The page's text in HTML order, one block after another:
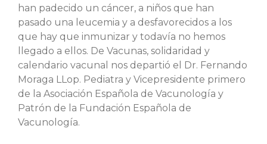
han padecido un cáncer, a niños que han
pasado una leucemia y a desfavorecidos a los
que hay que inmunizar y todavía no hemos
llegado a ellos. De Vacunas, solidaridad y
calendario vacunal nos departió el Dr. Fernando
Moraga LLop. Pediatra y Vicepresidente primero
de la Asociación Española de Vacunología y
Patrón de la Fundación Española de
Vacunología.